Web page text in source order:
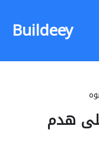
Buildeey
هدم